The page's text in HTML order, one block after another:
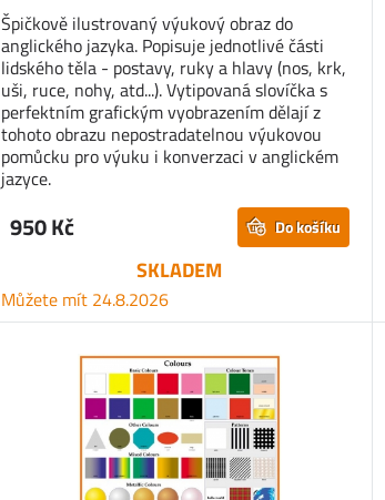
Špičkově ilustrovaný výukový obraz do
anglického jazyka. Popisuje jednotlivé části
lidského těla - postavy, ruky a hlavy (nos, krk,
uši, ruce, nohy, atd...). Vytipovaná slovíčka s
perfektním grafickým vyobrazením dělají z
tohoto obrazu nepostradatelnou výukovou
pomůcku pro výuku i konverzaci v anglickém
jazyce.
950 Kč Do košíku
SKLADEM
Můžete mít 24.8.2026